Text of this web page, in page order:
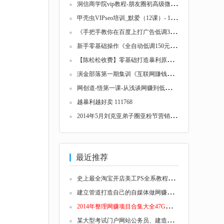
洞
信商学院vip教程-朋友圈初高级微营销方法+零...
甲
壳虫VIPseo培训_默爱（12课）- 116170
《
手把手教你在百度上打广告低调3000项目训练...
新
手零基础操作《全自动低调150元1.0》超长久...
【
陈松松收费】零基础打造暴利原创信息产品V2...
演
金部落第一期集训《互联网賺钱的道与术》共...
网
创道-悟第一课-从浅谈网赚到低调五十多项目...
越暴利越好卖 111768
2
014年5月刘克亚弟子圈亚粉节营销节日全程录音...
最近推荐
史
上最全淘宝开店美工PS全系教程+3000做字体+...
建
立管道打造自己的自媒体做网赚推介客月入过...
2
014年整理网赚项目合集大全47G价值10万元 11...
某
大型考试门户网站公务员、建造师、造价师、...